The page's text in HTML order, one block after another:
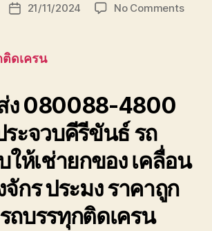
Post21/11/2024 No Commentson
ดเครน
ง 080088-4800
ระจวบคีรีขันธ์ รถ
ให้เช่ายกของ เคลื่อน
จักร ประมง ราคาถูก
ถบรรทุกติดเครน